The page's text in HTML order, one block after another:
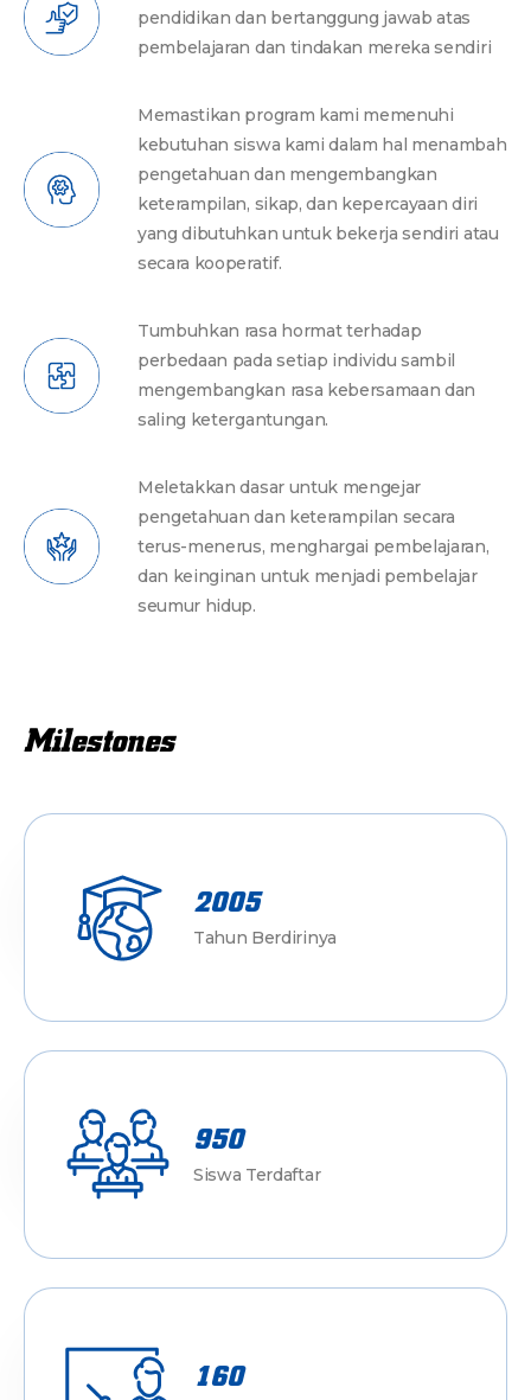
pendidikan dan bertanggung jawab atas
pembelajaran dan tindakan mereka sendiri
Memastikan program kami memenuhi
kebutuhan siswa kami dalam hal menambah
pengetahuan dan mengembangkan
keterampilan, sikap, dan kepercayaan diri
yang dibutuhkan untuk bekerja sendiri atau
secara kooperatif.
Tumbuhkan rasa hormat terhadap
perbedaan pada setiap individu sambil
mengembangkan rasa kebersamaan dan
saling ketergantungan.
Meletakkan dasar untuk mengejar
pengetahuan dan keterampilan secara
terus-menerus, menghargai pembelajaran,
dan keinginan untuk menjadi pembelajar
seumur hidup.
Milestones
2005
Tahun Berdirinya
950
Siswa Terdaftar
160